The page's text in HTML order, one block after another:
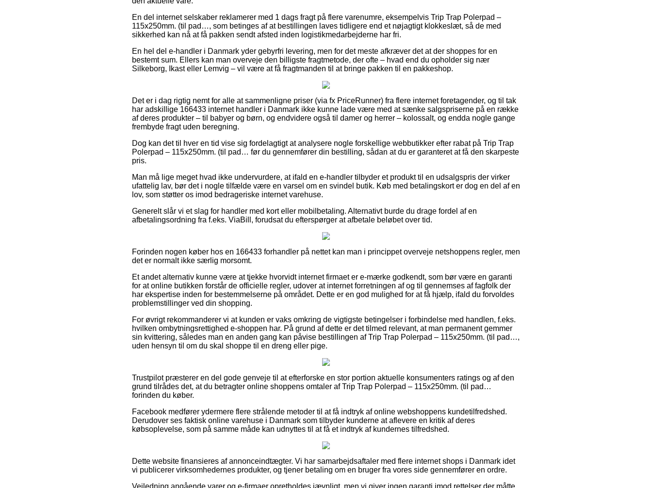
En del internet selskaber reklamerer med 1 dags fragt på flere varenumre, eksempelvis Trip Trap Polerpad –
115x250mm. (til pad…, som betinges af at bestillingen laves tidligere end et nøjagtigt klokkeslæt, så de med
sikkerhed kan nå at få pakken sendt afsted inden logistikmedarbejderne har fri.
En hel del e-handler i Danmark yder gebyrfri levering, men for det meste afkræver det at der shoppes for en
bestemt sum. Ellers kan man overveje den billigste fragtmetode, der ofte – hvad end du opholder sig nær
Silkeborg, Ikast eller Lemvig – vil være at få fragtmanden til at bringe pakken til en pakkeshop.
Det er i dag rigtig nemt for alle at sammenligne priser (via fx PriceRunner) fra flere internet foretagender, og til tak
har adskillige 166433 internet handler i Danmark ikke kunne lade være med at sænke salgspriserne på en række
af deres produkter – til babyer og børn, og endvidere også til damer og herrer – kolossalt, og endda nogle gange
frembyde fragt uden beregning.
Dog kan det til hver en tid vise sig fordelagtigt at analysere nogle forskellige webbutikker efter rabat på Trip Trap
Polerpad – 115x250mm. (til pad… før du gennemfører din bestilling, sådan at du er garanteret at få den skarpeste
pris.
Man må lige meget hvad ikke undervurdere, at ifald en e-handler tilbyder et produkt til en udsalgspris der virker
ufattelig lav, bør det i nogle tilfælde være en varsel om en svindel butik. Køb med betalingskort er dog en del af en
lov, som støtter os imod bedrageriske internet varehuse.
Generelt slår vi et slag for handler med kort eller mobilbetaling. Alternativt burde du drage fordel af en
afbetalingsordning fra f.eks. ViaBill, forudsat du efterspørger at afbetale beløbet over tid.
Forinden nogen køber hos en 166433 forhandler på nettet kan man i princippet overveje netshoppens regler, men
det er normalt ikke særlig morsomt.
Et andet alternativ kunne være at tjekke hvorvidt internet firmaet er e-mærke godkendt, som bør være en garanti
for at online butikken forstår de officielle regler, udover at internet forretningen af og til gennemses af fagfolk der
har ekspertise inden for bestemmelserne på området. Dette er en god mulighed for at få hjælp, ifald du forvoldes
problemstillinger ved din shopping.
For øvrigt rekommanderer vi at kunden er vaks omkring de vigtigste betingelser i forbindelse med handlen, f.eks.
hvilken ombytningsrettighed e-shoppen har. På grund af dette er det tilmed relevant, at man permanent gemmer
sin kvittering, således man en anden gang kan påvise bestillingen af Trip Trap Polerpad – 115x250mm. (til pad…,
uden hensyn til om du skal shoppe til en dreng eller pige.
Trustpilot præsterer en del gode genveje til at efterforske en stor portion aktuelle konsumenters ratings og af den
grund tilrådes det, at du betragter online shoppens omtaler af Trip Trap Polerpad – 115x250mm. (til pad…
forinden du køber.
Facebook medfører ydermere flere strålende metoder til at få indtryk af online webshoppens kundetilfredshed.
Derudover ses faktisk online varehuse i Danmark som tilbyder kunderne at aflevere en kritik af deres
købsoplevelse, som på samme måde kan udnyttes til at få et indtryk af kundernes tilfredshed.
Dette website finansieres af annonceindtægter. Vi har samarbejdsaftaler med flere internet shops i Danmark idet
vi publicerer virksomhedernes produkter, og tjener betaling om en bruger fra vores side gennemfører en ordre.
Vejledning angående varer og e-firmaer opretholdes jævnligt, men vi giver ingen garanti imod rettelser der måtte